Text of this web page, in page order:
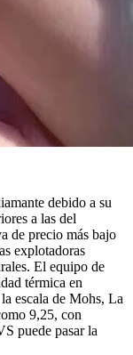
debido a su
a las del
de precio más bajo
explotadoras
El equipo de
térmica en
escala de Mohs, La
9,25, con
puede pasar la